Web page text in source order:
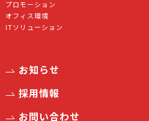
プロモーション
オフィス環境
ITソリューション
お知らせ
採用情報
お問い合わせ